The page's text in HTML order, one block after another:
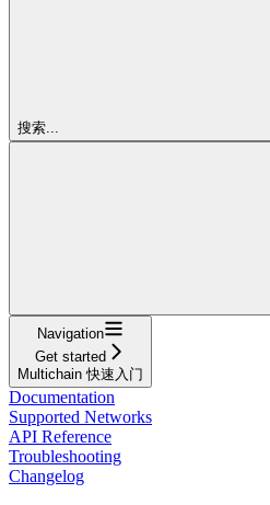
搜索...
Navigation
Get started
Multichain 快速入门
Documentation
Supported Networks
API Reference
Troubleshooting
Changelog